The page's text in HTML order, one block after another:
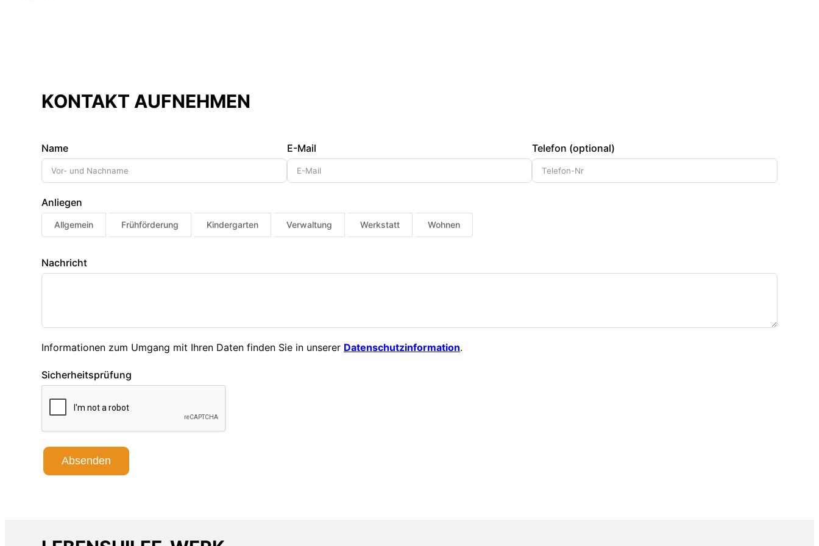
KONTAKT AUFNEHMEN
Name E-Mail Telefon (optional)
Anliegen
Allgemein Frühförderung Kindergarten Verwaltung Werkstatt Wohnen
Nachricht
Informationen zum Umgang mit Ihren Daten finden Sie in unserer Datenschutzinformation.
Sicherheitsprüfung
Absenden